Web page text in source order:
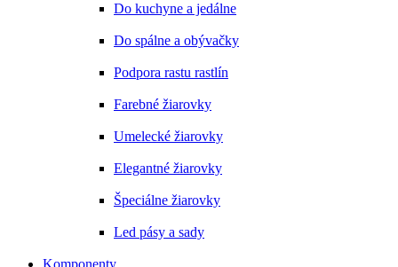
Do kuchyne a jedálne
Do spálne a obývačky
Podpora rastu rastlín
Farebné žiarovky
Umelecké žiarovky
Elegantné žiarovky
Špeciálne žiarovky
Led pásy a sady
Komponenty